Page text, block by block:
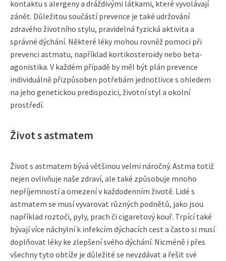
kontaktu s alergeny a dráždivými látkami, které vyvolávají
zánět. Důležitou součástí prevence je také udržování
zdravého životního stylu, pravidelná fyzická aktivita a
správné dýchání. Některé léky mohou rovněž pomoci při
prevenci astmatu, například kortikosteroidy nebo beta-
agonistika. V každém případě by měl být plán prevence
individuálně přizpůsoben potřebám jednotlivce s ohledem
na jeho genetickou predispozici, životní styl a okolní
prostředí.
Život s astmatem
Život s astmatem bývá většinou velmi náročný. Astma totiž
nejen ovlivňuje naše zdraví, ale také způsobuje mnoho
nepříjemností a omezení v každodenním životě. Lidé s
astmatem se musí vyvarovat různých podnětů, jako jsou
například roztoči, pyly, prach či cigaretový kouř. Trpící také
bývají více náchylní k infekcím dýchacích cest a často si musí
doplňovat léky ke zlepšení svého dýchání. Nicméně i přes
všechny tyto obtíže je důležité se nevzdávat a řešit své